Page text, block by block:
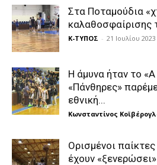
Στα Ποταμούδια
καλαθοσφαίρισης
Κ-ΤΥΠΟΣ - 21 Ιουλίου 2023
Η άμυνα ήταν το «Α
«Πάνθηρες»
εθνική...
Κωνσταντίνος
Ορισμένοι
έχουν